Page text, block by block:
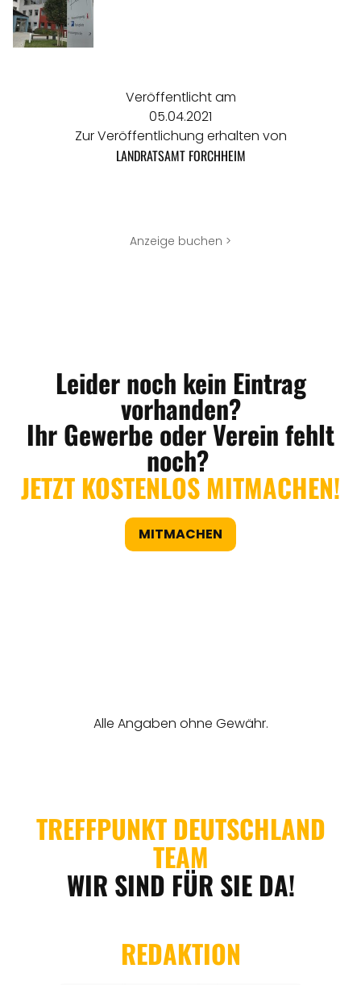
Veröffentlicht am
05.04.2021
Zur Veröffentlichung erhalten von
LANDRATSAMT FORCHHEIM
Anzeige buchen >
Leider noch kein Eintrag
vorhanden?
Ihr Gewerbe oder Verein fehlt
noch?
JETZT KOSTENLOS MITMACHEN!
MITMACHEN